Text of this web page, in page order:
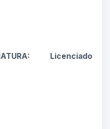
Licenciado